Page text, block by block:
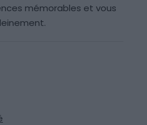
mémorables et vous